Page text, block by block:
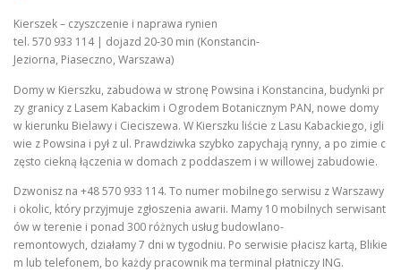
Kierszek – czyszczenie i naprawa rynien
tel. 570 933 114 | dojazd 20-30 min (Konstancin-
Jeziorna, Piaseczno, Warszawa)
Domy w Kierszku, zabudowa w stronę Powsina i Konstancina, budynki pr
zy granicy z Lasem Kabackim i Ogrodem Botanicznym PAN, nowe domy
w kierunku Bielawy i Cieciszewa. W Kierszku liście z Lasu Kabackiego, igli
wie z Powsina i pył z ul. Prawdziwka szybko zapychają rynny, a po zimie c
zęsto ciekną łączenia w domach z poddaszem i w willowej zabudowie.
Dzwonisz na +48 570 933 114. To numer mobilnego serwisu z Warszawy
i okolic, który przyjmuje zgłoszenia awarii. Mamy 10 mobilnych serwisant
ów w terenie i ponad 300 różnych usług budowlano-
remontowych, działamy 7 dni w tygodniu. Po serwisie płacisz kartą, Blikie
m lub telefonem, bo każdy pracownik ma terminal płatniczy ING.